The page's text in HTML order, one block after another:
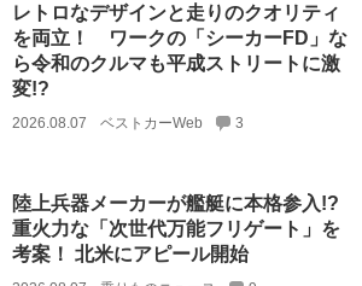
レトロなデザインと走りのクオリティ
を両立！ ワークの「シーカーFD」な
ら令和のクルマも平成ストリートに激
変!?
2026.08.07 ベストカーWeb 3
陸上兵器メーカーが艦艇に本格参入!?
重火力な「次世代万能フリゲート」を
考案！ 北米にアピール開始